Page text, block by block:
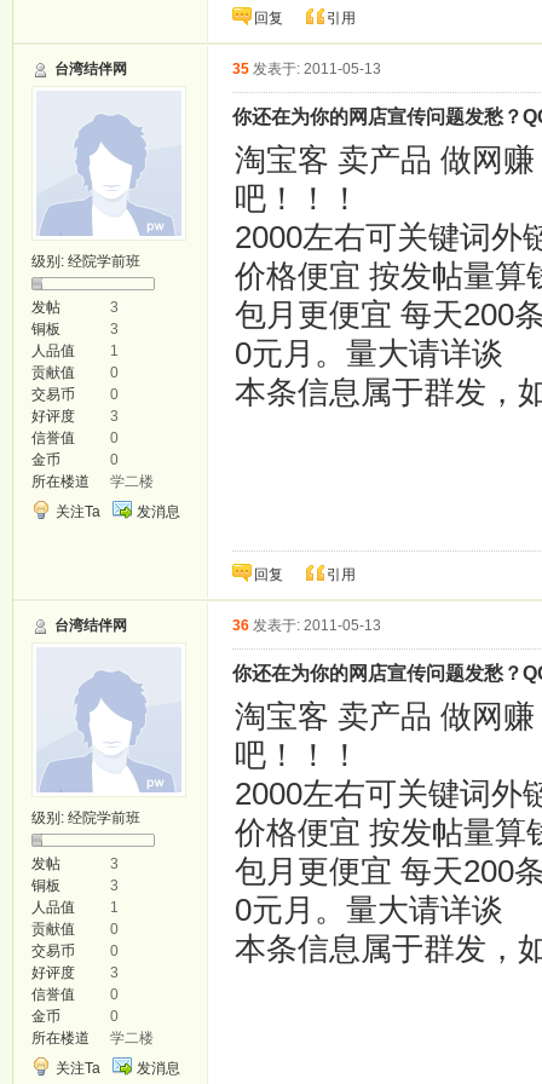
回复 引用
台湾结伴网
级别: 经院学前班
发帖
3
铜板
3
人品值
1
贡献值
0
交易币
0
好评度
3
信誉值
0
金币
0
所在楼道
学二楼
关注Ta
发消息
35 发表于: 2011-05-13
你还在为你的网店宣传问题发愁？
淘宝客 卖产品 做网
吧！！！
2000左右可关键词外
价格便宜 按发帖量算
包月更便宜 每天200
0元月。量大请详谈
本条信息属于群发，
回复 引用
台湾结伴网
级别: 经院学前班
发帖
3
铜板
3
人品值
1
贡献值
0
交易币
0
好评度
3
信誉值
0
金币
0
所在楼道
学二楼
关注Ta
发消息
36 发表于: 2011-05-13
你还在为你的网店宣传问题发愁？
淘宝客 卖产品 做网
吧！！！
2000左右可关键词外
价格便宜 按发帖量算
包月更便宜 每天200
0元月。量大请详谈
本条信息属于群发，